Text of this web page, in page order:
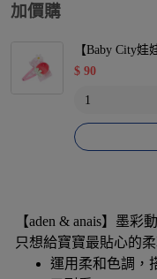
加價購
【Baby City
$ 90
【aden & anais】墨彩
只想給寶寶最貼心的柔
運用柔和色調，